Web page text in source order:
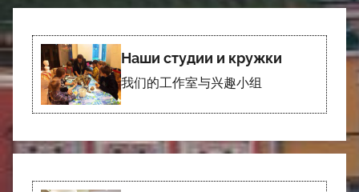
Наши студии и кружки
我们的工作室与兴趣小组